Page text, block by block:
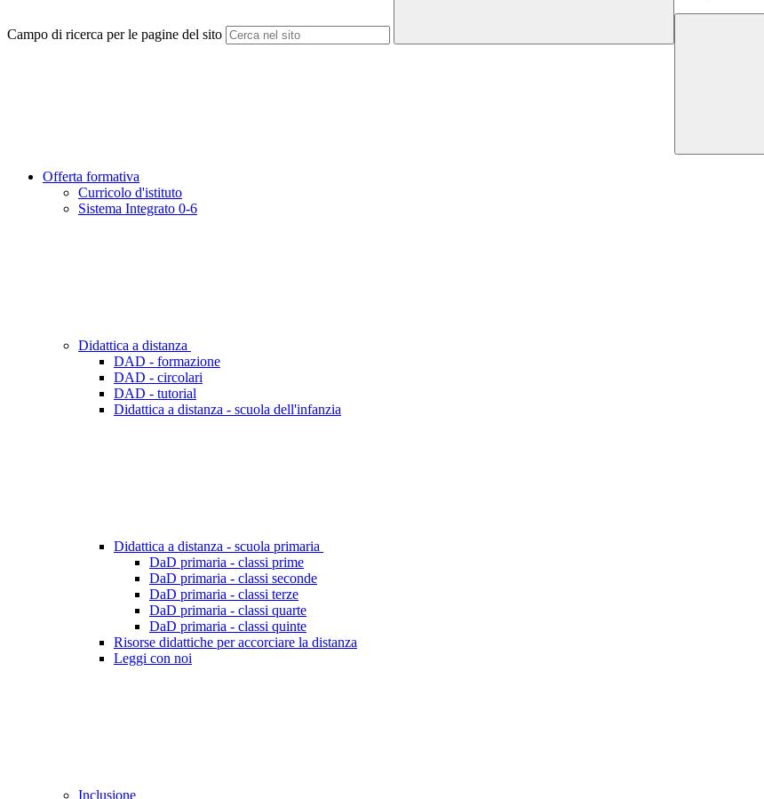
Campo di ricerca per le pagine del sito
Offerta formativa
Curricolo d'istituto
Sistema Integrato 0-6
Didattica a distanza
DAD - formazione
DAD - circolari
DAD - tutorial
Didattica a distanza - scuola dell'infanzia
Didattica a distanza - scuola primaria
DaD primaria - classi prime
DaD primaria - classi seconde
DaD primaria - classi terze
DaD primaria - classi quarte
DaD primaria - classi quinte
Risorse didattiche per accorciare la distanza
Leggi con noi
Inclusione